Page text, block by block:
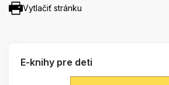
Vytlačiť stránku
E-knihy pre deti